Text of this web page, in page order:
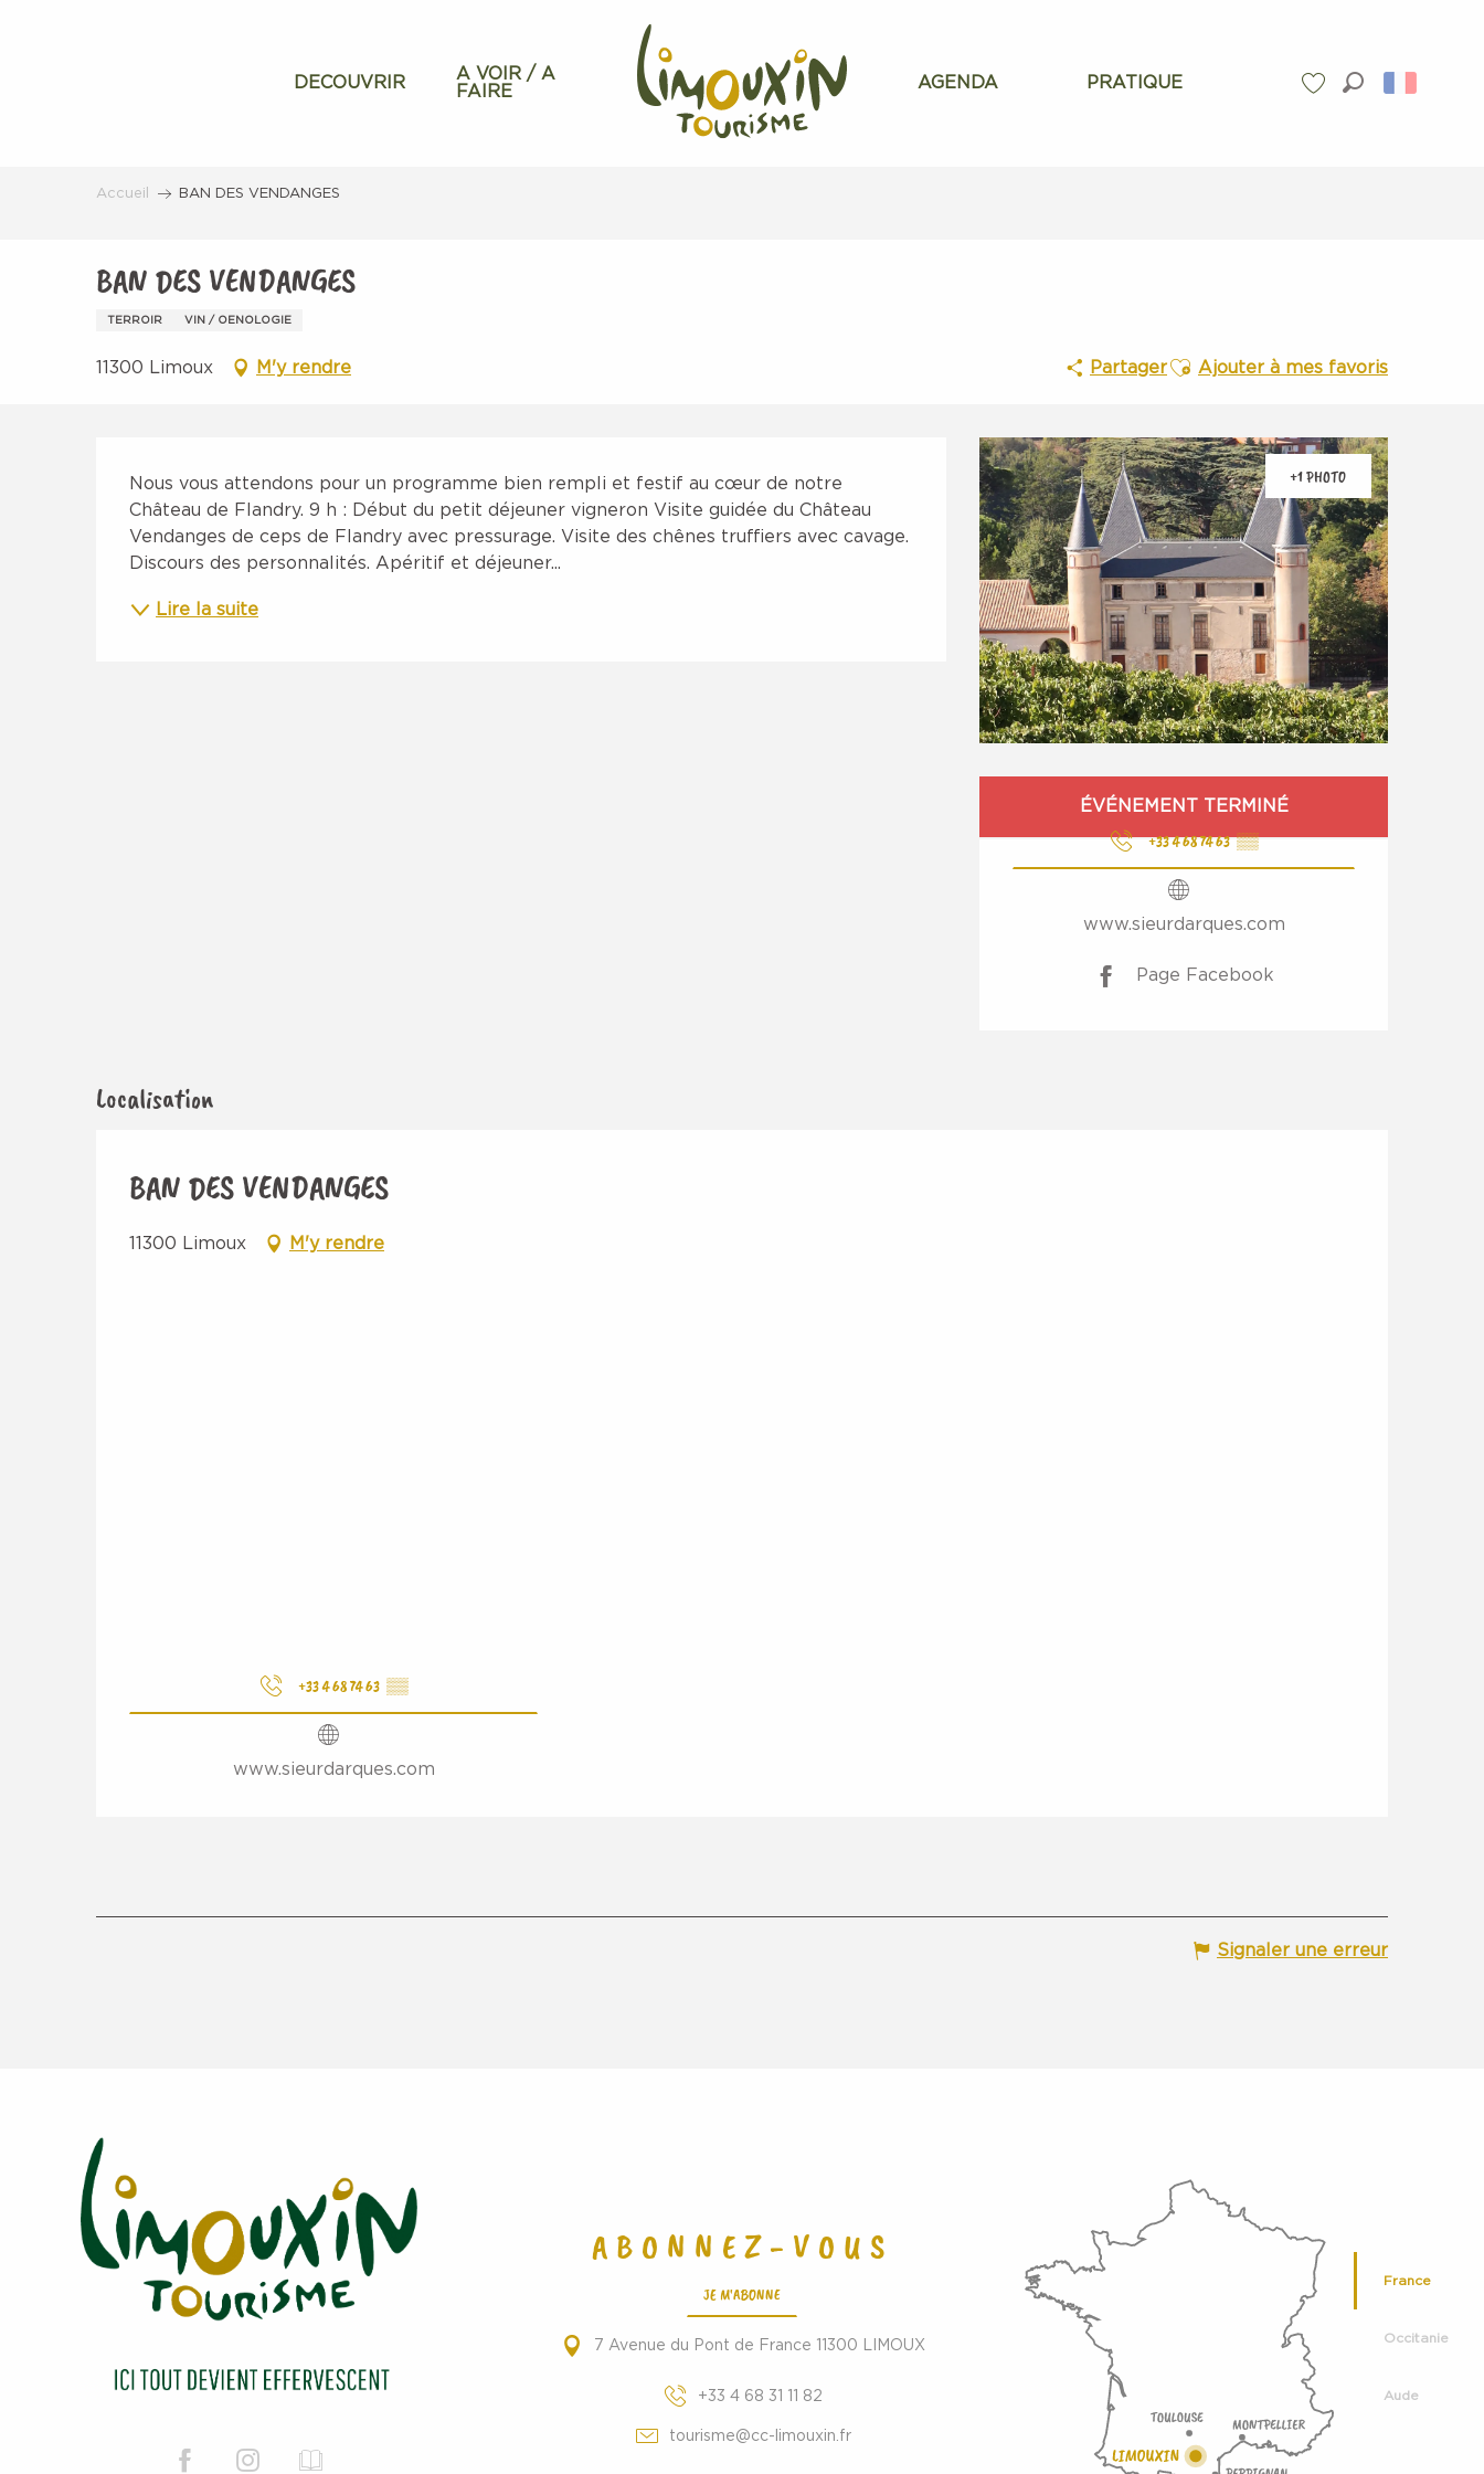
DECOUVRIR
A VOIR / A
FAIRE
AGENDA PRATIQUE
Accueil BAN DES VENDANGES
BAN DES VENDANGES
TERROIR VIN / OENOLOGIE
11300 Limoux M'y rendre PartagerAjouter aux favoris
Ajouter à mes favoris
+1 PHOTO
Ouverture et coordonnées
ÉVÉNEMENT TERMINÉ
+33 4 68 74 63▒▒
www.sieurdarques.com
Page Facebook
Description
Nous vous attendons pour un programme bien rempli et festif au cœur de notre
Château de Flandry. 9 h : Début du petit déjeuner vigneron Visite guidée du Château
Vendanges de ceps de Flandry avec pressurage. Visite des chênes truffiers avec cavage.
Discours des personnalités. Apéritif et déjeuner...
Lire la suite
Localisation
BAN DES VENDANGES
11300 Limoux M'y rendre
+33 4 68 74 63 ▒▒
www.sieurdarques.com
Signaler une erreur
ABONNEZ-VOUS
JE M'ABONNE
7 Avenue du Pont de France 11300 LIMOUX
+33 4 68 31 11 82
tourisme@cc-limouxin.fr
France
Occitanie
Aude